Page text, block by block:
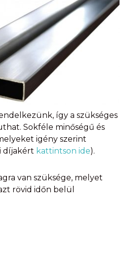
így a szükséges
Sokféle minőségű és
igény szerint
díjakért kattintson ide).
van szüksége, melyet
rövid időn belül